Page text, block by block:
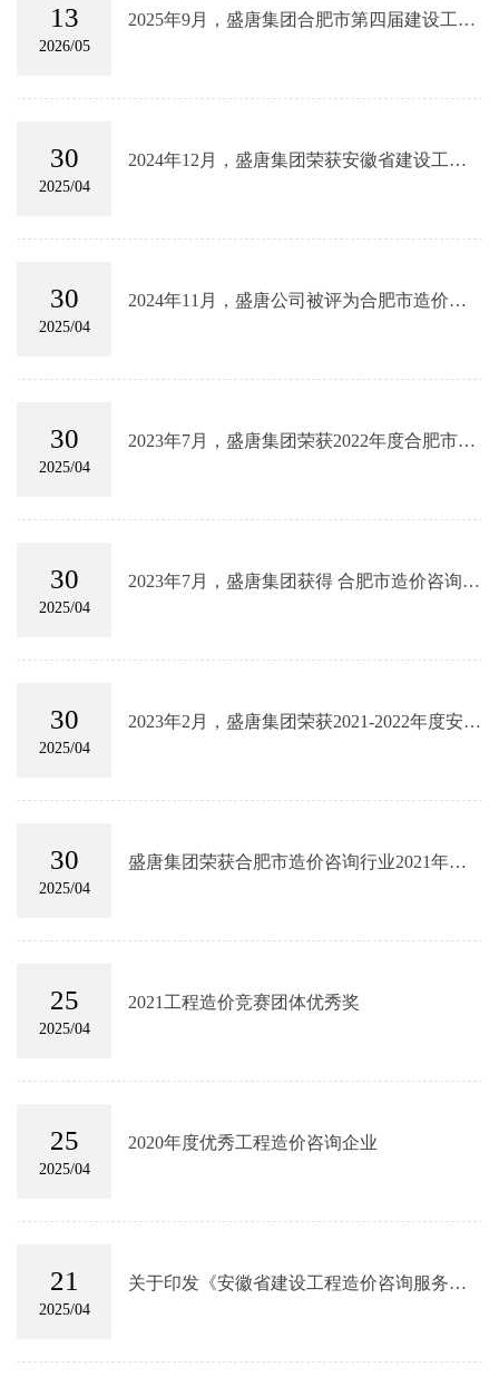
13
2026/05
2025年9月，盛唐集团合肥市第四届建设工程
30
2025/04
2024年12月，盛唐集团荣获安徽省建设工程
30
2025/04
2024年11月，盛唐公司被评为合肥市造价咨
30
2025/04
2023年7月，盛唐集团荣获2022年度合肥市建
30
2025/04
2023年7月，盛唐集团获得 合肥市造价咨询行
30
2025/04
2023年2月，盛唐集团荣获2021-2022年度安徽
30
2025/04
盛唐集团荣获合肥市造价咨询行业2021年度
25
2025/04
2021工程造价竞赛团体优秀奖
25
2025/04
2020年度优秀工程造价咨询企业
21
2025/04
关于印发《安徽省建设工程造价咨询服务收